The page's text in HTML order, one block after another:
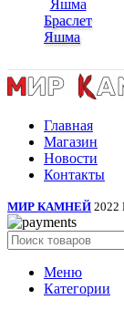
Браслет
Яшма
Главная
Магазин
Новости
Контакты
МИР КАМНЕЙ 2022
Меню
Категории